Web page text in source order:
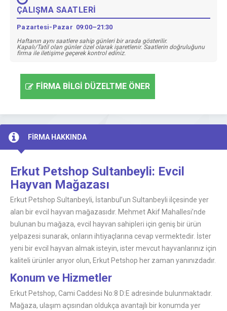
ÇALIŞMA SAATLERİ
Pazartesi-Pazar 09:00–21:30
Haftanın aynı saatlere sahip günleri bir arada gösterilir.
Kapalı/Tatil olan günler özel olarak işaretlenir. Saatlerin doğruluğunu
firma ile iletişime geçerek kontrol ediniz.
FİRMA BİLGİ DÜZELTME ÖNER
FİRMA HAKKINDA
Erkut Petshop Sultanbeyli: Evcil
Hayvan Mağazası
Erkut Petshop Sultanbeyli, İstanbul’un Sultanbeyli ilçesinde yer
alan bir evcil hayvan mağazasıdır. Mehmet Akif Mahallesi’nde
bulunan bu mağaza, evcil hayvan sahipleri için geniş bir ürün
yelpazesi sunarak, onların ihtiyaçlarına cevap vermektedir. İster
yeni bir evcil hayvan almak isteyin, ister mevcut hayvanlarınız için
kaliteli ürünler arıyor olun, Erkut Petshop her zaman yanınızdadır.
Konum ve Hizmetler
Erkut Petshop, Cami Caddesi No:8 D:E adresinde bulunmaktadır.
Mağaza, ulaşım açısından oldukça avantajlı bir konumda yer